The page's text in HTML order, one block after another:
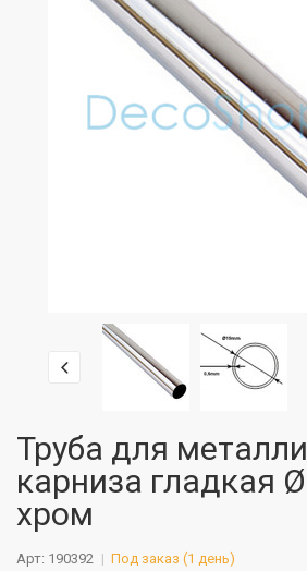
Труба для
карниза гладкая
хром
Арт: 190392 Под заказ (1 день)